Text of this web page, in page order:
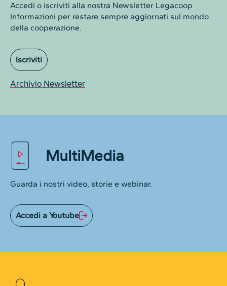
Accedi o iscriviti alla nostra Newsletter Legacoop
Informazioni per restare sempre aggiornati sul mondo
della cooperazione.
Iscriviti
Archivio Newsletter
MultiMedia
Guarda i nostri video, storie e webinar.
Accedi a Youtube